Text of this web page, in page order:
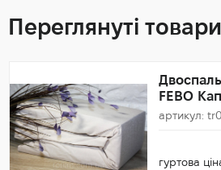
Переглянуті товари
FEBO
артикул:
гуртова